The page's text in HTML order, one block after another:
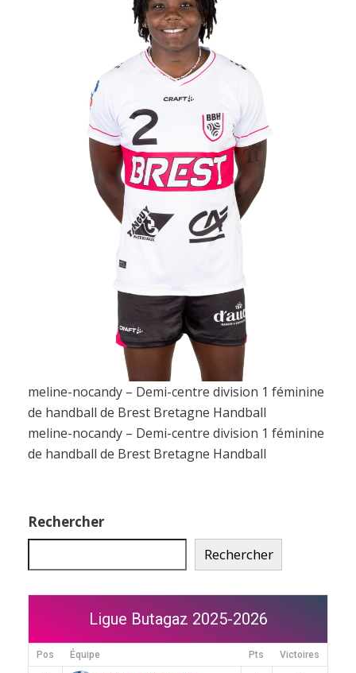
meline-nocandy – Demi-centre division 1 féminine
de handball de Brest Bretagne Handball
meline-nocandy – Demi-centre division 1 féminine
de handball de Brest Bretagne Handball
Rechercher
Rechercher
Ligue Butagaz 2025-2026
Pos Équipe Pts Victoires